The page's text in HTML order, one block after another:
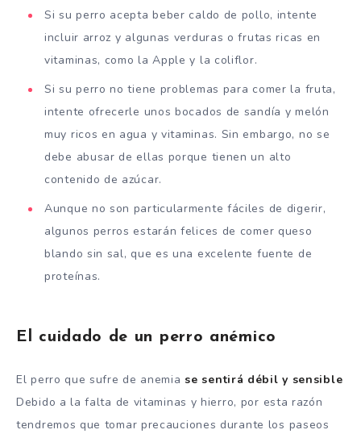
Si su perro acepta beber caldo de pollo, intente
incluir arroz y algunas verduras o frutas ricas en
vitaminas, como la Apple y la coliflor.
Si su perro no tiene problemas para comer la fruta,
intente ofrecerle unos bocados de sandía y melón
muy ricos en agua y vitaminas. Sin embargo, no se
debe abusar de ellas porque tienen un alto
contenido de azúcar.
Aunque no son particularmente fáciles de digerir,
algunos perros estarán felices de comer queso
blando sin sal, que es una excelente fuente de
proteínas.
El cuidado de un perro anémico
El perro que sufre de anemiase sentirá débil y sensible
Debido a la falta de vitaminas y hierro, por esta razón
tendremos que tomar precauciones durante los paseos